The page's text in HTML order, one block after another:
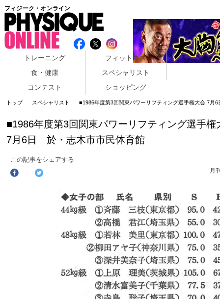
フィジーク・オンライン
トレーニング
フィットネス
食・健康
スペシャリスト
コンテスト
ショッピング
トップ スペシャリスト ■1986年度第3回関東パワーリフティング選手権大会 7
■1986年度第3回関東パワーリフティング選手権
7月6日 於・志木市市民体育館
この記事をシェアする
月